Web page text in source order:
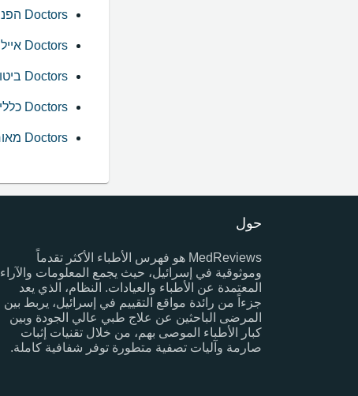
Doctors הפניקס
Doctors איילון
Doctors ביטוח ישיר
Doctors כללית מושלם
Doctors מאוחדת עדיף
حول
MedReviews هو فهرس الأطباء الأكثر تقدماً
وموثوقية في إسرائيل، حيث يجمع المعلومات والآراء
المعتمدة عن الأطباء والعيادات. النظام، الذي يعد
جزءاً من رائدة مواقع التقييم في إسرائيل، يربط بين
المرضى الباحثين عن علاج طبي عالي الجودة وبين
كبار الأطباء الموصى بهم، من خلال تقنيات إثبات
صارمة وآليات تصفية متطورة توفر شفافية كاملة.